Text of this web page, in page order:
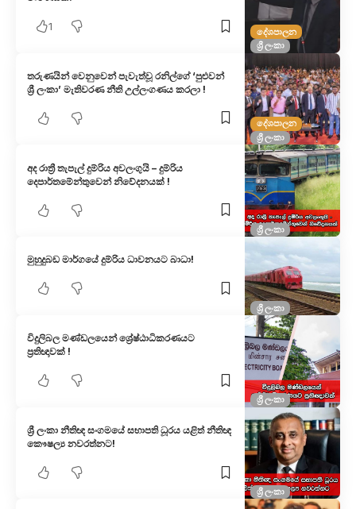
දේශපාලන
ශ්‍රී ලංකා
1
දේශපාලන
ශ්‍රී ලංකා
තරුණයින් වෙනුවෙන් පැවැත්වූ රනිල්ගේ ‘පුළුවන්
ශ්‍රී ලංකා’ මැතිවරණ නීති උල්ලංගණය කරලා !
ශ්‍රී ලංකා
අද රාත්‍රී තැපැල් දුම්රිය අවලංගුයි – දුම්රිය
දෙපාර්තමේන්තුවෙන් නිවේදනයක් !
ශ්‍රී ලංකා
මුහුදුබඩ මාර්ගයේ දුම්රිය ධාවනයට බාධා!
ශ්‍රී ලංකා
විදුලිබල මණ්ඩලයෙන් ශ්‍රේෂ්ඨාධිකරණයට
ප්‍රතිඥාවක් !
ශ්‍රී ලංකා
ශ්‍රී ලංකා නීතිඥ සංගමයේ සභාපති ධූරය යළිත් නීතිඥ
කෞෂල්‍ය නවරත්නට!